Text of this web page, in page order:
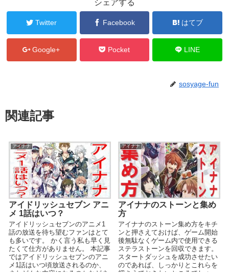
シェアする
Twitter Facebook はてブ
Google+ Pocket LINE
sosyage-fun
関連記事
アイナナ
アイドリッシュセブン アニ
メ 1話はいつ？
アイドリッシュセブンのアニメ1
話の放送を待ち望むファンはとて
も多いです。 かく言う私も早く見
たくて仕方がありません。 本記事
ではアイドリッシュセブンのアニ
メ1話はいつ頃放送されるのか、
またどんな内容になるのかなどま
アイナナ
アイナナのストーンと集め
方
アイナナのストーン集め方をキチ
ンと押さえておけば、ゲーム開始
後無駄なくゲーム内で使用できる
ステラストーンを回収できます。
スタートダッシュを成功させたい
のであれば、しっかりとこれらを
押さえておきたいところでしょ